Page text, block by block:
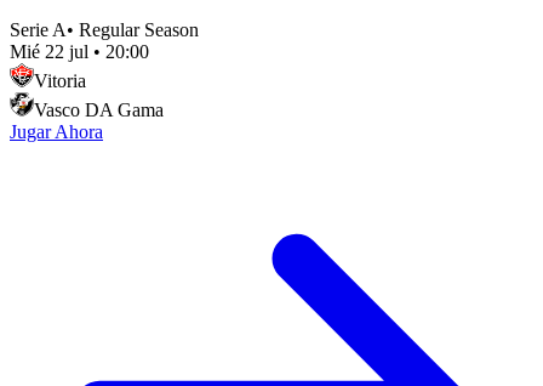
Serie A• Regular Season
Mié 22 jul • 20:00
Vitoria
Vasco DA Gama
Jugar Ahora